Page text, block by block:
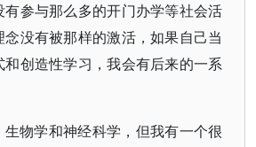
参与那么多的开门办学等社会活
没有被那样的激活，如果自己当
和创造性学习，我会有后来的一系
物学和神经科学，但我有一个很